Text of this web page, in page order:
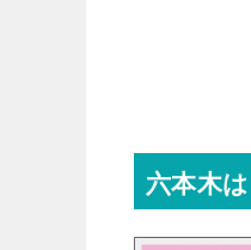
六本木